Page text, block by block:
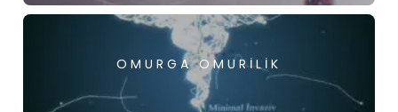
OMURGA OMURILIK